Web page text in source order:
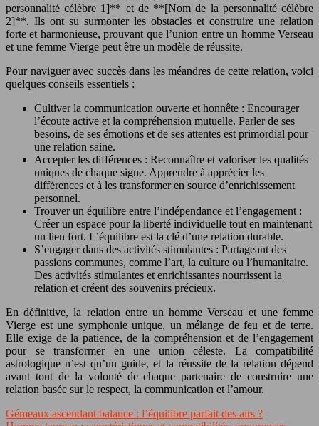
personnalité célèbre 1]** et de **[Nom de la personnalité célèbre
2]**. Ils ont su surmonter les obstacles et construire une relation
forte et harmonieuse, prouvant que l’union entre un homme Verseau
et une femme Vierge peut être un modèle de réussite.
Pour naviguer avec succès dans les méandres de cette relation, voici
quelques conseils essentiels :
Cultiver la communication ouverte et honnête : Encourager
l’écoute active et la compréhension mutuelle. Parler de ses
besoins, de ses émotions et de ses attentes est primordial pour
une relation saine.
Accepter les différences : Reconnaître et valoriser les qualités
uniques de chaque signe. Apprendre à apprécier les
différences et à les transformer en source d’enrichissement
personnel.
Trouver un équilibre entre l’indépendance et l’engagement :
Créer un espace pour la liberté individuelle tout en maintenant
un lien fort. L’équilibre est la clé d’une relation durable.
S’engager dans des activités stimulantes : Partageant des
passions communes, comme l’art, la culture ou l’humanitaire.
Des activités stimulantes et enrichissantes nourrissent la
relation et créent des souvenirs précieux.
En définitive, la relation entre un homme Verseau et une femme
Vierge est une symphonie unique, un mélange de feu et de terre.
Elle exige de la patience, de la compréhension et de l’engagement
pour se transformer en une union céleste. La compatibilité
astrologique n’est qu’un guide, et la réussite de la relation dépend
avant tout de la volonté de chaque partenaire de construire une
relation basée sur le respect, la communication et l’amour.
Gémeaux ascendant balance : l’équilibre parfait des airs ?